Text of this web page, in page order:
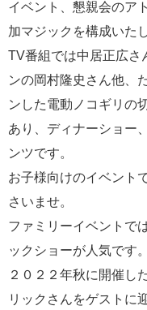
イベント、懇親会のア
加マジックを構成いた
TV番組では中居正広さ
ンの岡村隆史さん他、
ンした電動ノコギリの
あり、ディナーショー
ンツです。
お子様向けのイベント
さいませ。
ファミリーイベントで
ックショーが人気です。
２０２２年秋に開催し
リックさんをゲストに